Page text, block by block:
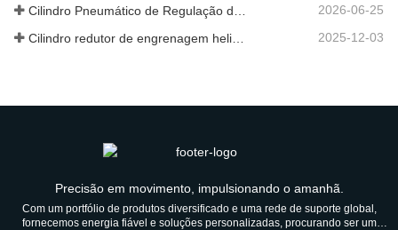
2026-06-25
2025-12-03
Precisão em movimento, impulsionando o amanhã.
Com um portfólio de produtos diversificado e uma rede de suporte global,
fornecemos energia fiável e soluções personalizadas, procurando ser um